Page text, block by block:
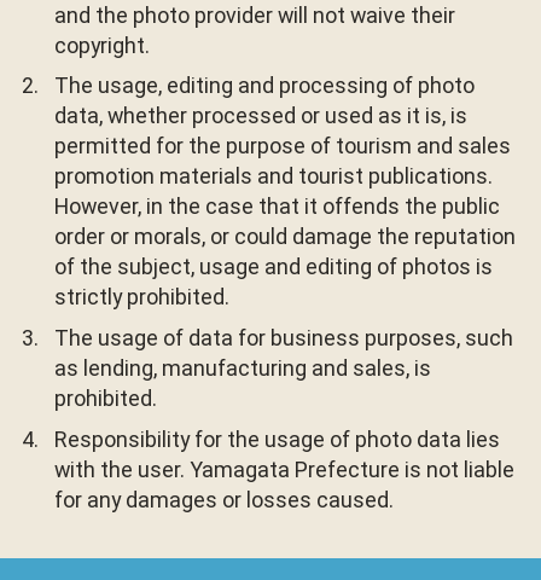
and the photo provider will not waive their
copyright.
The usage, editing and processing of photo
data, whether processed or used as it is, is
permitted for the purpose of tourism and sales
promotion materials and tourist publications.
However, in the case that it offends the public
order or morals, or could damage the reputation
of the subject, usage and editing of photos is
strictly prohibited.
The usage of data for business purposes, such
as lending, manufacturing and sales, is
prohibited.
Responsibility for the usage of photo data lies
with the user. Yamagata Prefecture is not liable
for any damages or losses caused.